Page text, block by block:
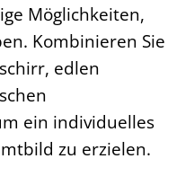
Möglichkeiten,
Kombinieren Sie
edlen
ein individuelles
zu erzielen.